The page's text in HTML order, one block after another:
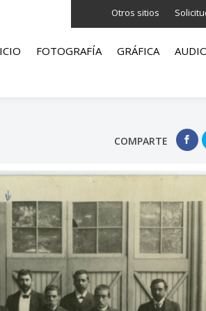
Otros sitios
FOTOGRAFÍA GRÁFICA
COMPARTE